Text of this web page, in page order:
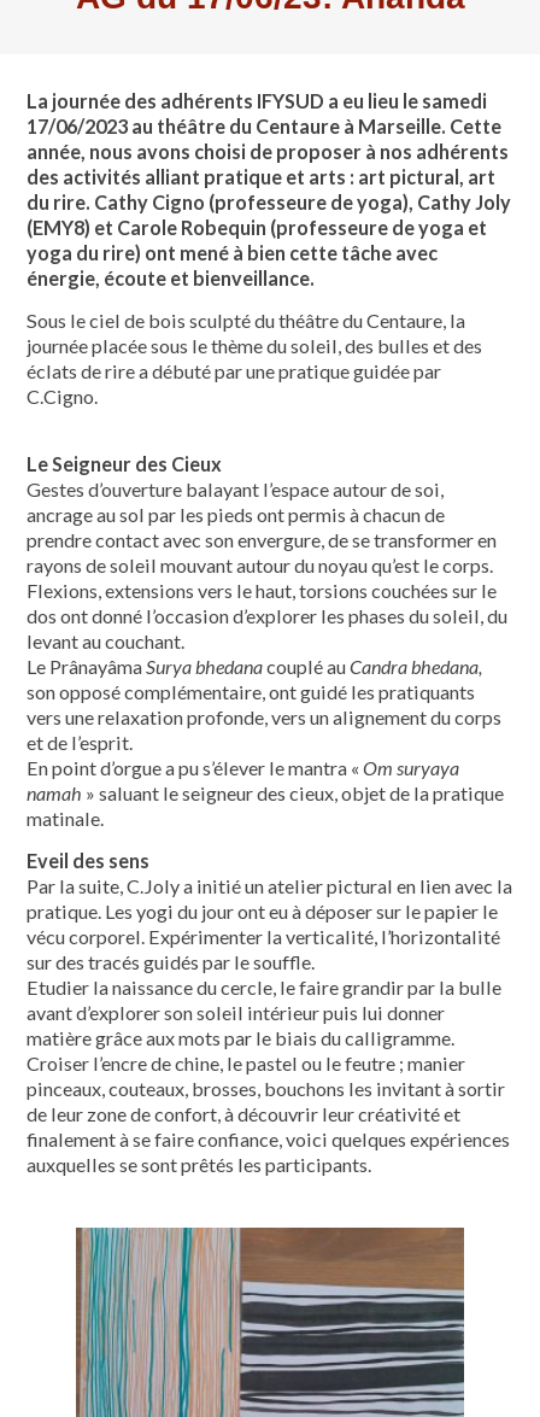
La journée des adhérents IFYSUD a eu lieu le samedi
17/06/2023 au théâtre du Centaure à Marseille. Cette
année, nous avons choisi de proposer à nos adhérents
des activités alliant pratique et arts : art pictural, art
du rire. Cathy Cigno (professeure de yoga), Cathy Joly
(EMY8) et Carole Robequin (professeure de yoga et
yoga du rire) ont mené à bien cette tâche avec
énergie, écoute et bienveillance.
Sous le ciel de bois sculpté du théâtre du Centaure, la
journée placée sous le thème du soleil, des bulles et des
éclats de rire a débuté par une pratique guidée par
C.Cigno.
Le Seigneur des Cieux
Gestes d’ouverture balayant l’espace autour de soi,
ancrage au sol par les pieds ont permis à chacun de
prendre contact avec son envergure, de se transformer en
rayons de soleil mouvant autour du noyau qu’est le corps.
Flexions, extensions vers le haut, torsions couchées sur le
dos ont donné l’occasion d’explorer les phases du soleil, du
levant au couchant.
Le PrânayâmaSurya bhedanacouplé auCandra bhedana,
son opposé complémentaire, ont guidé les pratiquants
vers une relaxation profonde, vers un alignement du corps
et de l’esprit.
En point d’orgue a pu s’élever le mantra «Om suryaya
namah » saluant le seigneur des cieux, objet de la pratique
matinale.
Eveil des sens
Par la suite, C.Joly a initié un atelier pictural en lien avec la
pratique. Les yogi du jour ont eu à déposer sur le papier le
vécu corporel. Expérimenter la verticalité, l’horizontalité
sur des tracés guidés par le souffle.
Etudier la naissance du cercle, le faire grandir par la bulle
avant d’explorer son soleil intérieur puis lui donner
matière grâce aux mots par le biais du calligramme.
Croiser l’encre de chine, le pastel ou le feutre ; manier
pinceaux, couteaux, brosses, bouchons les invitant à sortir
de leur zone de confort, à découvrir leur créativité et
finalement à se faire confiance, voici quelques expériences
auxquelles se sont prêtés les participants.